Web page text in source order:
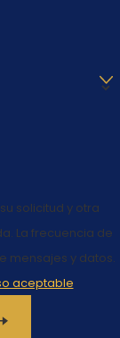
solicitud y otra
La frecuencia de
mensajes y datos.
aceptable